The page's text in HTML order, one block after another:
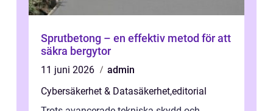
Sprutbetong – en effektiv metod för att
säkra bergytor
11 juni 2026
admin
Cybersäkerhet & Datasäkerhet,editorial